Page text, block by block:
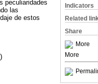
Indicators
Related
Share
More
More
peculiaridades
las
de estos
)